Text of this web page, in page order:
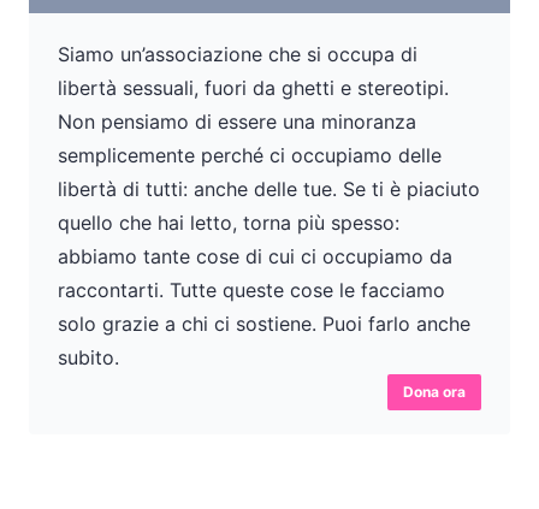
Siamo un’associazione che si occupa di
libertà sessuali, fuori da ghetti e stereotipi.
Non pensiamo di essere una minoranza
semplicemente perché ci occupiamo delle
libertà di tutti: anche delle tue. Se ti è piaciuto
quello che hai letto, torna più spesso:
abbiamo tante cose di cui ci occupiamo da
raccontarti. Tutte queste cose le facciamo
solo grazie a chi ci sostiene. Puoi farlo anche
subito.
Dona ora